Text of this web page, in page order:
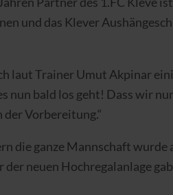
und das Klever
laut Trainer Umut Akpinar
nun bald los geht! Dass wir
der Vorbereitung.“
die ganze Mannschaft wurde
neuen Hochregalanlage